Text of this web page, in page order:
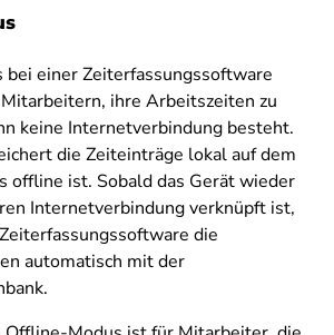
einer Zeiterfassungssoftware
ihre Arbeitszeiten zu
keine Internetverbindung besteht.
die Zeiteinträge lokal auf dem
offline ist. Sobald das Gerät wieder
Internetverbindung verknüpft ist,
die
automatisch mit der